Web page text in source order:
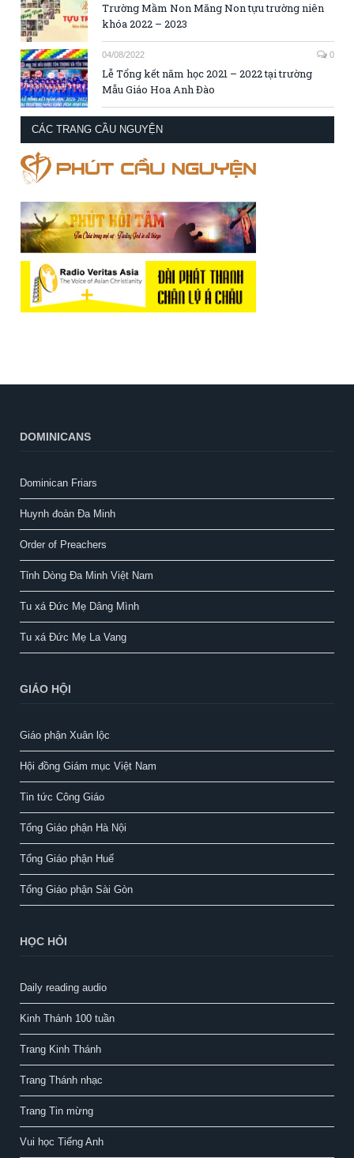
Trường Mầm Non Măng Non tựu trường niên
khóa 2022 – 2023
04/08/2022 0
Lễ Tổng kết năm học 2021 – 2022 tại trường
Mẫu Giáo Hoa Anh Đào
CÁC TRANG CẦU NGUYỆN
DOMINICANS
Dominican Friars
Huynh đoàn Đa Minh
Order of Preachers
Tỉnh Dòng Đa Minh Việt Nam
Tu xá Đức Mẹ Dâng Mình
Tu xá Đức Mẹ La Vang
GIÁO HỘI
Giáo phận Xuân lộc
Hội đồng Giám mục Việt Nam
Tin tức Công Giáo
Tổng Giáo phận Hà Nội
Tổng Giáo phận Huế
Tổng Giáo phận Sài Gòn
HỌC HỎI
Daily reading audio
Kinh Thánh 100 tuần
Trang Kinh Thánh
Trang Thánh nhạc
Trang Tin mừng
Vui học Tiếng Anh